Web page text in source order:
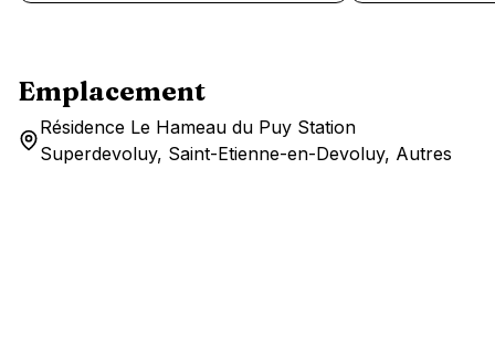
Emplacement
Résidence Le Hameau du Puy Station
Superdevoluy, Saint-Etienne-en-Devoluy, Autres